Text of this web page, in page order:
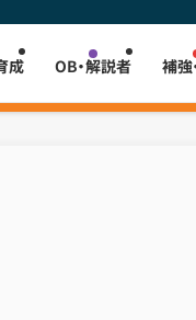
成 OB・解説者 補強